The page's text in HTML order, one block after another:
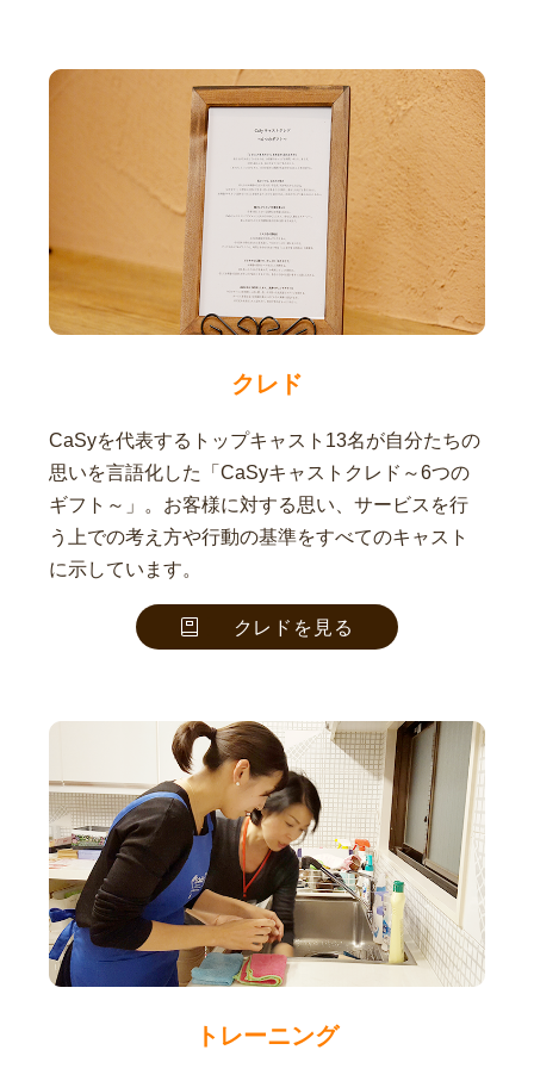
クレド
CaSyを代表するトップキャスト13名が自分たちの
思いを言語化した「CaSyキャストクレド～6つの
ギフト～」。お客様に対する思い、サービスを行
う上での考え方や行動の基準をすべてのキャスト
に示しています。
クレドを見る
トレーニング